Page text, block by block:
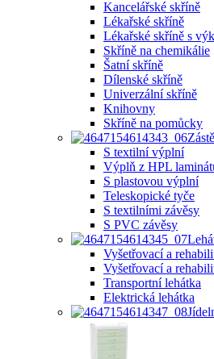
Kancelářské skříně
Lékařské skříně
Lékařské skříně s
Skříně na chemikálie
Šatní skříně
Dílenské skříně
Univerzální skříně
Knihovny
Skříně na pomůcky
S textilní výplní
Výplň z HPL
S plastovou výplní
Teleskopické tyče
S textilními závěsy
S PVC závěsy
Vyšetřovací a
Vyšetřovací a
Transportní lehátka
Elektrická lehátka